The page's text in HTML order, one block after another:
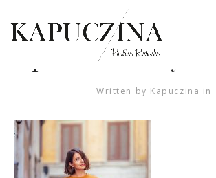
8 stycznia 2019
pomarańczowy
Written by Kapuczina in